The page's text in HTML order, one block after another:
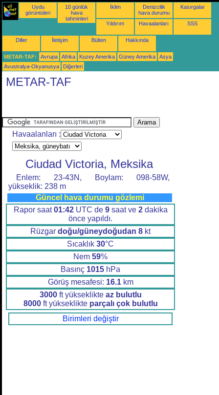
Uydu
görüntüleri
10 günlük
hava
tahminleri
İklim
Denizcilik
hava durumu
Kasırgalar
Yıldırım Havaalanları SSS
Diller İletişim Bülten Hakkında
METAR-TAF: Avrupa Afrika Kuzey Amerika Güney Amerika
Asya
Avustralya-Okyanusya
Diğerleri
METAR-TAF
Havaalanları :
Ciudad Victoria, Meksika
Enlem: 23-43N, Boylam: 098-58W,
yükseklik: 238 m
Güncel hava durumu gözlemi
Rapor saat01:42UTC de 9saat ve 2dakika
önce yapıldı.
Rüzgar doğu/güneydoğudan 8 kt
Sıcaklık 30°C
Nem 59%
Basınç 1015 hPa
Görüş mesafesi: 16.1km
3000ft yükseklikte az bulutlu
8000ft yükseklikte parçalı çok bulutlu
Birimleri değiştir